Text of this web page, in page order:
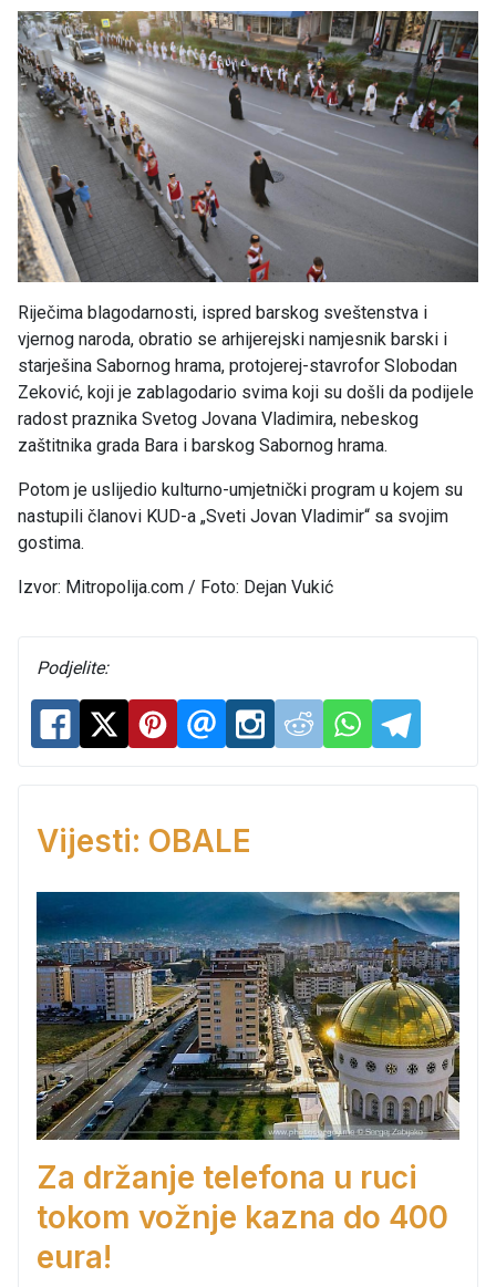
Riječima blagodarnosti, ispred barskog sveštenstva i
vjernog naroda, obratio se arhijerejski namjesnik barski i
starješina Sabornog hrama, protojerej-stavrofor Slobodan
Zeković, koji je zablagodario svima koji su došli da podijele
radost praznika Svetog Jovana Vladimira, nebeskog
zaštitnika grada Bara i barskog Sabornog hrama.
Potom je uslijedio kulturno-umjetnički program u kojem su
nastupili članovi KUD-a „Sveti Jovan Vladimir“ sa svojim
gostima.
Izvor: Mitropolija.com / Foto: Dejan Vukić
Podjelite:
Vijesti: OBALE
Za držanje telefona u ruci
tokom vožnje kazna do 400
eura!